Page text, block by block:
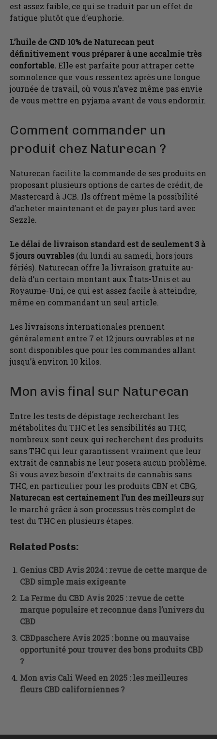
est assez faible, ce qui se traduit par un effet de
fatigue plutôt que d’euphorie.
L’huile de CND 10% de Naturecan peut
définitivement vous préparer à une accalmie très
confortable. Elle est parfaite pour attraper cette
somnolence que vous ressentez après une longue
journée de travail, où vous n’avez même pas envie
de vous mettre en pyjama avant de vous endormir.
Comment commander un
produit chez Naturecan ?
Naturecan facilite la commande de ses produits en
proposant plusieurs options de cartes de crédit, de
Mastercard à JCB. Ils offrent même la possibilité
d’acheter maintenant et de payer plus tard avec
Sezzle.
Le délai de livraison standard est de seulement 3 à
5 jours ouvrables (du lundi au samedi, hors jours
fériés). Naturecan offre la livraison gratuite au-
delà d’un certain montant aux États-Unis et au
Royaume-Uni, ce qui est assez facile à atteindre,
même en commandant un seul article.
Les livraisons internationales prennent
généralement entre 7 et 12 jours ouvrables et ne
sont disponibles que pour les commandes allant
jusqu’à environ 10 kilos.
Mon avis final sur Naturecan
Entre les tests de dépistage recherchant les
métabolites du THC et les sensibilités au THC,
nombreux sont ceux qui recherchent des produits
sans THC qui leur garantissent vraiment que leur
extrait de cannabis ne leur posera aucun problème.
Si vous avez besoin d’extraits de cannabis sans
THC, en particulier pour les produits CBN et CBG,
Naturecan est certainement l’un des meilleurs sur
le marché grâce à son processus très complet de
test du THC en plusieurs étapes.
Related Posts:
Genius CBD Avis 2024 : revue de cette marque de
CBD simple mais exigeante
La Ferme du CBD Avis 2025 : revue de cette
marque populaire et reconnue dans l’univers du
CBD
CBDpaschere Avis 2025 : bonne ou mauvaise
opportunité pour trouver des bons produits CBD
?
Mon avis Cali Weed en 2025 : les meilleures
fleurs CBD californiennes ?